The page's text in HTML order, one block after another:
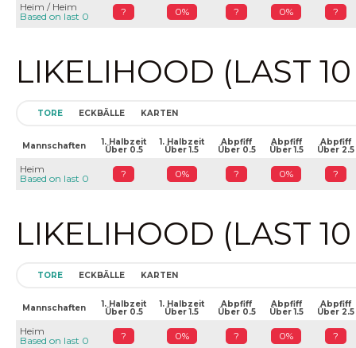
Heim / Heim
Based on last 0
? 0% ? 0% ?
LIKELIHOOD (LAST
TORE ECKBÄLLE KARTEN
Mannschaften 1. Halbzeit
Über 0.5
1. Halbzeit
Über 1.5
Abpfiff
Über 0.5
Abpfiff
Über 1.5
Abpfiff
Über 2.5
Heim
Based on last 0
? 0% ? 0% ?
LIKELIHOOD (LAST
TORE ECKBÄLLE KARTEN
Mannschaften 1. Halbzeit
Über 0.5
1. Halbzeit
Über 1.5
Abpfiff
Über 0.5
Abpfiff
Über 1.5
Abpfiff
Über 2.5
Heim
Based on last 0
? 0% ? 0% ?